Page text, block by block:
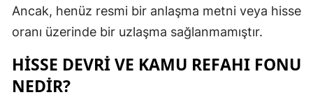
Giresun
Ancak, henüz resmi bir anlaşma metni veya hisse
oranı üzerinde bir uzlaşma sağlanmamıştır.
HISSE DEVRI VE KAMU REFAHI FONU
NEDIR?